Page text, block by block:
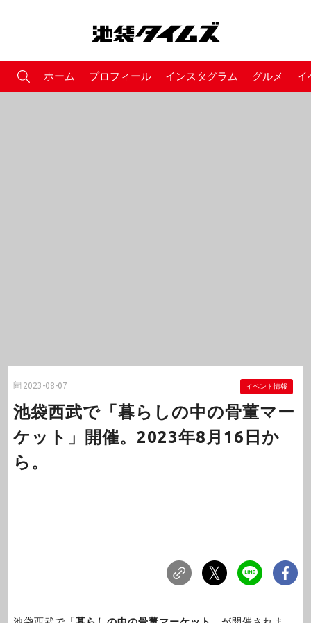
ホーム プロフィール インスタグラム グルメ イ
2023-08-07 イベント情報
池袋西武で「暮らしの中の骨董マー
ケット」開催。2023年8月16日か
ら。